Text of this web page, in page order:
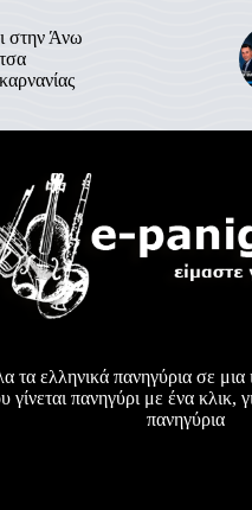
στην Άνω
τα ελληνικά πανηγύρια σε μια
γίνεται πανηγύρι με ένα κλικ,
πανηγύρια